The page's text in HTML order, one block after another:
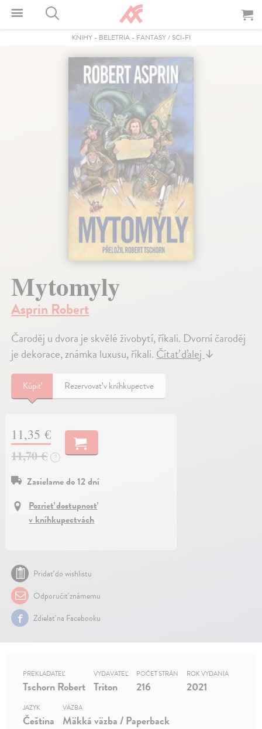
KNIHY- BELETRIA- FANTASY / SCI-FI
Mytomyly
Asprin Robert
Čaroděj u dvora je skvělé živobytí, říkali. Dvorní čaroděj
je dekorace, známka luxusu, říkali. Čítať ďalej ↓
Kúpiť Rezervovať v kníhkupectve
11,35 €
11,70 €
?
Zasielame do 12 dní
Pozrieť dostupnosť
v kníhkupectvách
Pridať do wishlistu
Odporučiť známemu
Zdielať na Facebooku
PREKLADATEĽ
Tschorn Robert
VYDAVATEĽ
Triton
POČET STRÁN
216
ROK VYDANIA
2021
JAZYK
Čeština
VÄZBA
Mäkká väzba / Paperback